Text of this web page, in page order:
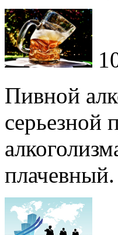
Пивной
серьезной
плачевный.